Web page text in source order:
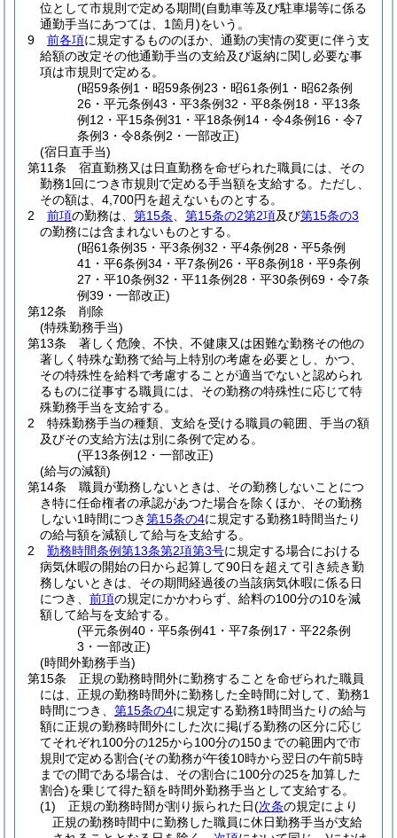
位として市規則で定める期間(自動車等及び駐車場等に係る
通勤手当にあつては、1箇月)をいう。
9
前各項に規定するもののほか、通勤の実情の変更に伴う支
給額の改定その他通勤手当の支給及び返納に関し必要な事
項は市規則で定める。
(昭59条例1・昭59条例23・昭61条例1・昭62条例
26・平元条例43・平3条例32・平8条例18・平13条
例12・平15条例31・平18条例14・令4条例16・令7
条例3・令8条例2・一部改正)
(宿日直手当)
第11条
宿直勤務又は日直勤務を命ぜられた職員には、その
勤務1回につき市規則で定める手当額を支給する。 ただし、
その額は、4,700円を超えないものとする。
2
前項の勤務は、 第15条 第15条の2第2項及び第15条の3
の勤務には含まれないものとする。
(昭61条例35・平3条例32・平4条例28・平5条例
41・平6条例34・平7条例26・平8条例18・平9条例
27・平10条例32・平11条例28・平30条例69・令7条
例39・一部改正)
第12条
削除
(特殊勤務手当)
第13条
著しく危険、不快、不健康又は困難な勤務その他の
著しく特殊な勤務で給与上特別の考慮を必要とし、かつ、
その特殊性を給料で考慮することが適当でないと認められ
るものに従事する職員には、その勤務の特殊性に応じて特
殊勤務手当を支給する。
2
特殊勤務手当の種類、支給を受ける職員の範囲、手当の額
及びその支給方法は別に条例で定める。
(平13条例12・一部改正)
(給与の減額)
第14条
職員が勤務しないときは、その勤務しないことにつ
き特に任命権者の承認があつた場合を除くほか、その勤務
しない1時間につき第15条の4に規定する勤務1時間当たり
の給与額を減額して給与を支給する。
2
勤務時間条例第13条第2項第3号に規定する場合における
病気休暇の開始の日から起算して90日を超えて引き続き勤
務しないときは、その期間経過後の当該病気休暇に係る日
につき、 前項の規定にかかわらず、給料の100分の10を減
額して給与を支給する。
(平元条例40・平5条例41・平7条例17・平22条例
3・一部改正)
(時間外勤務手当)
第15条
正規の勤務時間外に勤務することを命ぜられた職員
には、正規の勤務時間外に勤務した全時間に対して、勤務1
時間につき、 第15条の4に規定する勤務1時間当たりの給与
額に正規の勤務時間外にした次に掲げる勤務の区分に応じ
てそれぞれ100分の125から100分の150までの範囲内で市
規則で定める割合(その勤務が午後10時から翌日の午前5時
までの間である場合は、その割合に100分の25を加算した
割合)を乗じて得た額を時間外勤務手当として支給する。
(1)
正規の勤務時間が割り振られた日(次条の規定により
正規の勤務時間中に勤務した職員に休日勤務手当が支給